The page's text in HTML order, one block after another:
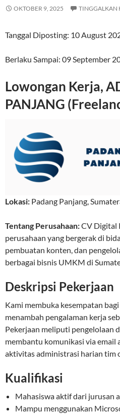
OKTOBER 9, 2025 TINGGALKAN
Tanggal Diposting: 10 August
Berlaku Sampai: 09 September
Lowongan Kerja,
PANJANG
Lokasi: Padang Panjang,
Tentang Perusahaan:CV Digital
perusahaan yang bergerak di
pembuatan konten, dan
berbagai bisnis UMKM di
Deskripsi Pekerjaan
Kami membuka kesempatan bagi
menambah pengalaman kerja
Pekerjaan meliputi pengelolaan
membantu komunikasi via email
aktivitas administrasi harian tim
Kualifikasi
Mahasiswa aktif dari jurusan
Mampu menggunakan